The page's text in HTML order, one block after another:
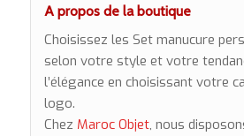
A propos de la boutique
Choisissez les Set manucure
selon votre style et votre
l’élégance en choisissant votre
logo.
Chez Maroc Objet, nous